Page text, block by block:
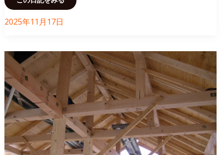
入
れ
（国
分
強
工
と
外
付
け
ホ
ー
ル
ダ
ウ
ン
金
物
の
施
2025年11月17日